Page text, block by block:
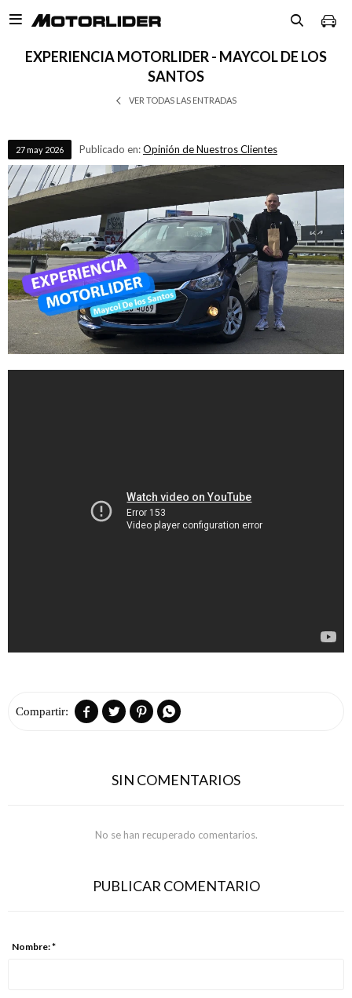

EXPERIENCIA MOTORLIDER - MAYCOL DE LOS
SANTOS
VER TODAS LAS ENTRADAS
27 may 2026 Publicado en:Opinión de Nuestros Clientes
   
SIN COMENTARIOS
No se han recuperado comentarios.
PUBLICAR COMENTARIO
Nombre: *